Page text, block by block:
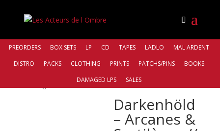
PREORDERS BOX SETS LP CD TAPES LADLO
MAL ARDENT
DISTRO
PACKS CLOTHING PRINTS PATCHS/PINS
BOOKS
DAMAGED LPS
SALES
Sortilèges // Double LP
Darkenhöld
– Arcanes &